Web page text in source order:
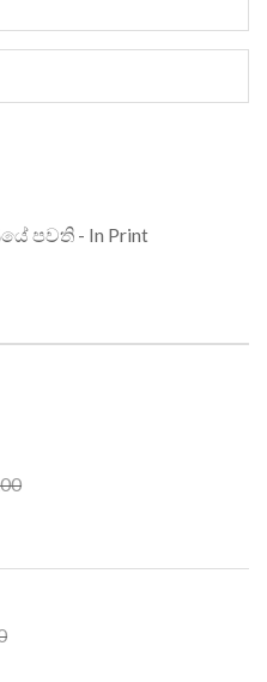
පවති - In Print